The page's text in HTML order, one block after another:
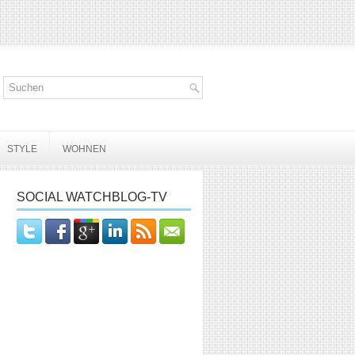
STYLE WOHNEN
SOCIAL WATCHBLOG-TV